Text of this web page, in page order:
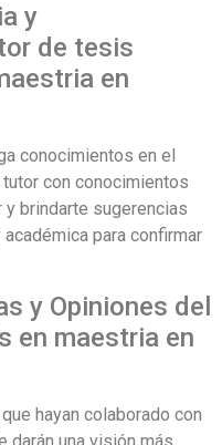
y
de tesis
en
conocimientos en el
con conocimientos
brindarte sugerencias
para confirmar
y Opiniones del
en maestria en
hayan colaborado con